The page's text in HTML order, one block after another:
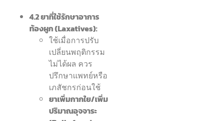
4.2 ยาที่ใช้รักษาอาการ
ท้องผูก (Laxatives):
ใช้เมื่อการปรับ
เปลี่ยนพฤติกรรม
ไม่ได้ผล ควร
ปรึกษาแพทย์หรือ
เภสัชกรก่อนใช้
ยาเพิ่มกากใย/เพิ่ม
ปริมาณอุจจาระ